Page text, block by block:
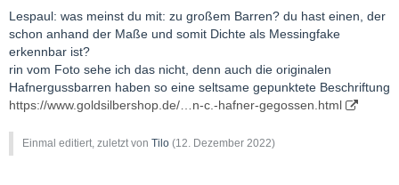
Lespaul: was meinst du mit: zu großem Barren? du hast einen, der
schon anhand der Maße und somit Dichte als Messingfake
erkennbar ist?
rin vom Foto sehe ich das nicht, denn auch die originalen
Hafnergussbarren haben so eine seltsame gepunktete Beschriftung
https://www.goldsilbershop.de/…n-c.-hafner-gegossen.html
Einmal editiert, zuletzt von Tilo (12. Dezember 2022)